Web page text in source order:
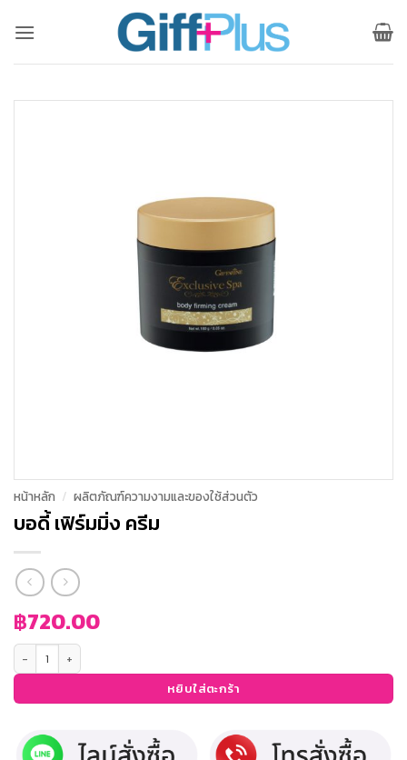
หน้าหลัก / ผลิตภัณฑ์ความงามและของใช้ส่วนตัว
บอดี้ เฟิร์มมิ่ง ครีม
฿720.00
จำนวน บอดี้ เฟิร์มมิ่ง ครีม ชิ้น
หยิบใส่ตะกร้า